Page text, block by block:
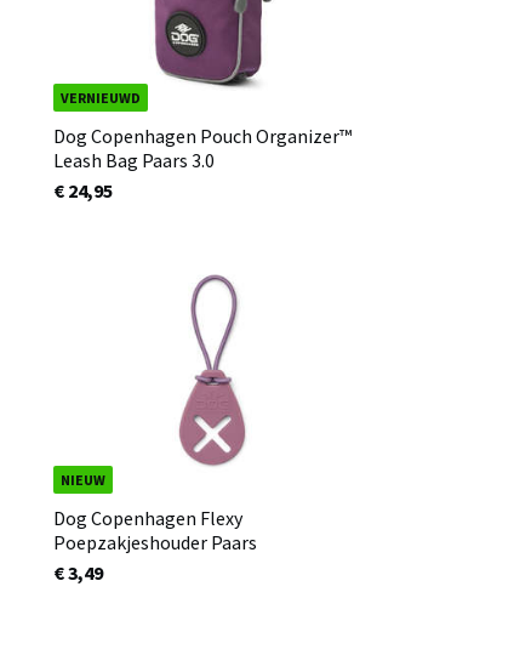
VERNIEUWD
Dog Copenhagen Pouch Organizer™
Leash Bag Paars 3.0
€ 24,95
NIEUW
Dog Copenhagen Flexy
Poepzakjeshouder Paars
€ 3,49